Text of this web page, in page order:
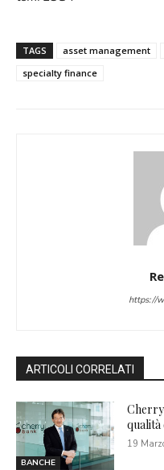
TAGS asset management
specialty finance
https://
ARTICOLI CORRELATI
BANCHE
Cherry
19